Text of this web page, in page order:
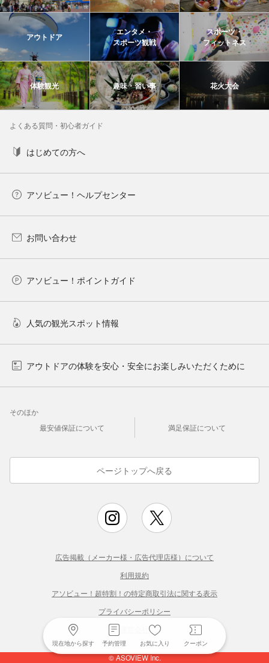
現在地から探す 予約管理 お気に入り クーポン
アウトドア
エンタメ・
スポーツ観戦
スポーツ・
フィットネス
体験観光 趣味・習い事 花火大会
よくある質問・初心者ガイド
はじめての方へ
アソビュー！ヘルプセンター
お問い合わせ
アソビュー！ポイントガイド
人気の観光スポット情報
アウトドアの体験を安心・安全にお楽しみいただくために
そのほか
最安値保証について
満足保証について
ページトップへ戻る
広告掲載（メーカー様・広告代理店様）について
利用規約
アソビュー！超特割！の特定商取引法に関する表示
プライバシーポリシー
© ASOVIEW Inc.